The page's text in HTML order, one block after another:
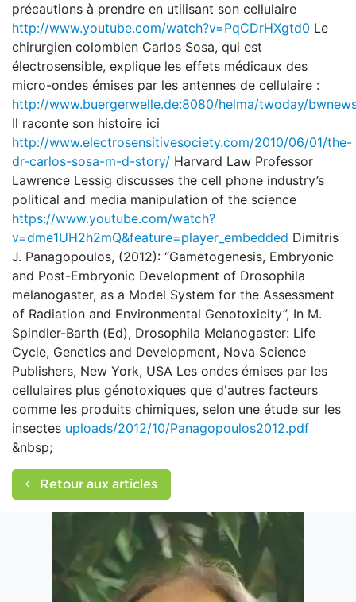
précautions à prendre en utilisant son cellulaire
http://www.youtube.com/watch?v=PqCDrHXgtd0 Le
chirurgien colombien Carlos Sosa, qui est
électrosensible, explique les effets médicaux des
micro-ondes émises par les antennes de cellulaire :
http://www.buergerwelle.de:8080/helma/twoday/
Il raconte son histoire ici
http://www.electrosensitivesociety.com/2010/06/01/the-
dr-carlos-sosa-m-d-story/ Harvard Law Professor
Lawrence Lessig discusses the cell phone industry’s
political and media manipulation of the science
https://www.youtube.com/watch?
v=dme1UH2h2mQ&feature=player_embedded Dimitris
J. Panagopoulos, (2012): “Gametogenesis, Embryonic
and Post-Embryonic Development of Drosophila
melanogaster, as a Model System for the Assessment
of Radiation and Environmental Genotoxicity”, In M.
Spindler-Barth (Ed), Drosophila Melanogaster: Life
Cycle, Genetics and Development, Nova Science
Publishers, New York, USA Les ondes émises par les
cellulaires plus génotoxiques que d'autres facteurs
comme les produits chimiques, selon une étude sur les
insectes uploads/2012/10/Panagopoulos2012.pdf
&nbsp;
Retour aux articles